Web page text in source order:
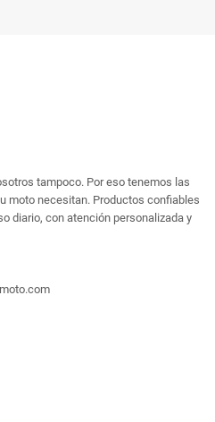
tampoco. Por eso tenemos las
moto necesitan. Productos confiables
diario, con atención personalizada y